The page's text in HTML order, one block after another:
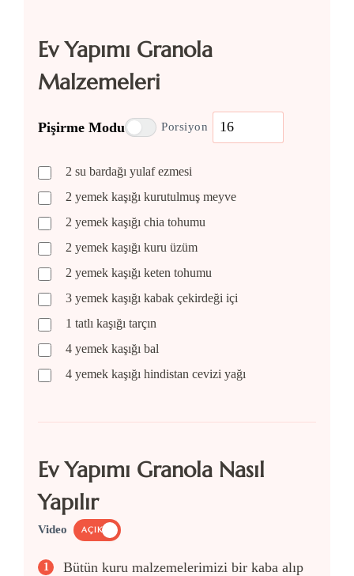
Ev Yapımı Granola
Malzemeleri
Pişirme Modu Porsiyon
2 su bardağı yulaf ezmesi
2 yemek kaşığı kurutulmuş meyve
2 yemek kaşığı chia tohumu
2 yemek kaşığı kuru üzüm
2 yemek kaşığı keten tohumu
3 yemek kaşığı kabak çekirdeği içi
1 tatlı kaşığı tarçın
4 yemek kaşığı bal
4 yemek kaşığı hindistan cevizi yağı
Ev Yapımı Granola Nasıl
Yapılır
Video AÇIK
Bütün kuru malzemelerimizi bir kaba alıp